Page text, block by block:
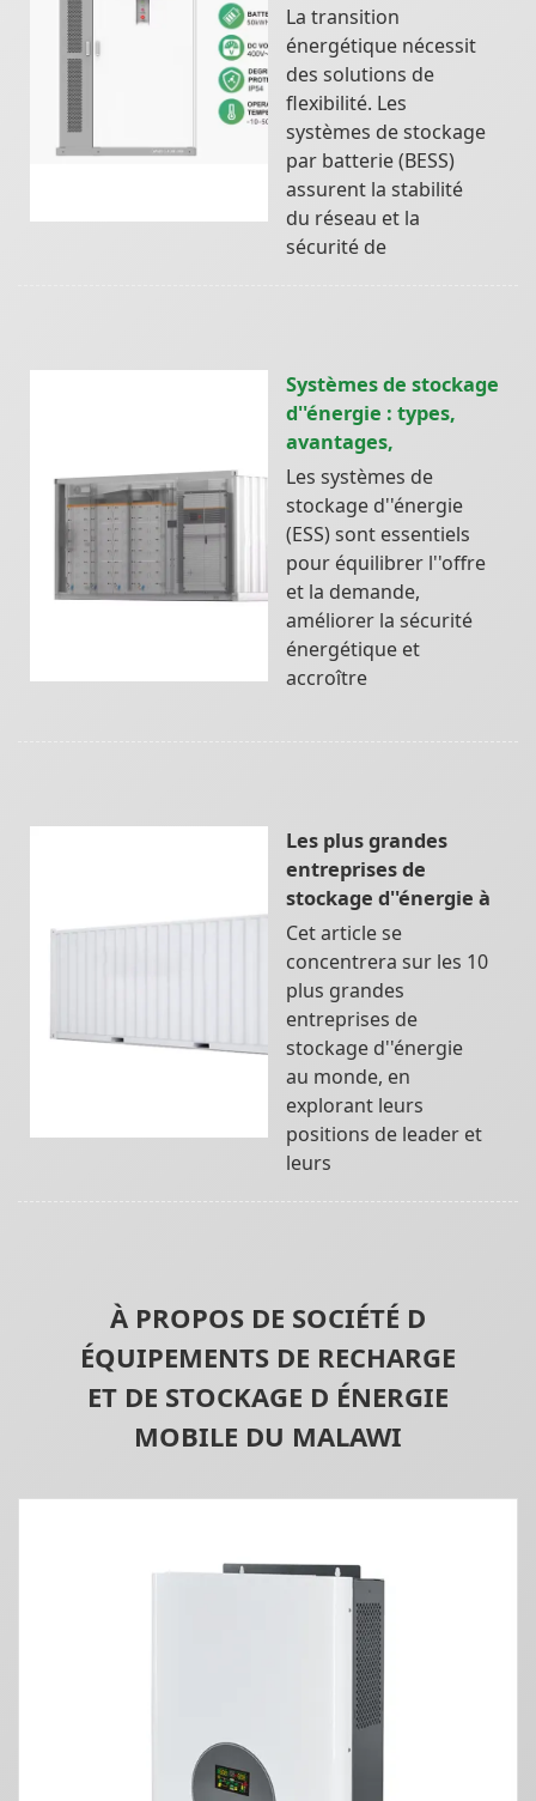
La transition
énergétique nécessit
des solutions de
flexibilité. Les
systèmes de stockage
par batterie (BESS)
assurent la stabilité
du réseau et la
sécurité de
Systèmes de stockage
d''énergie : types,
avantages,
Les systèmes de
stockage d''énergie
(ESS) sont essentiels
pour équilibrer l''offre
et la demande,
améliorer la sécurité
énergétique et
accroître
Les plus grandes
entreprises de
stockage d''énergie à
Cet article se
concentrera sur les 10
plus grandes
entreprises de
stockage d''énergie
au monde, en
explorant leurs
positions de leader et
leurs
À PROPOS DE SOCIÉTÉ D
ÉQUIPEMENTS DE RECHARGE
ET DE STOCKAGE D ÉNERGIE
MOBILE DU MALAWI